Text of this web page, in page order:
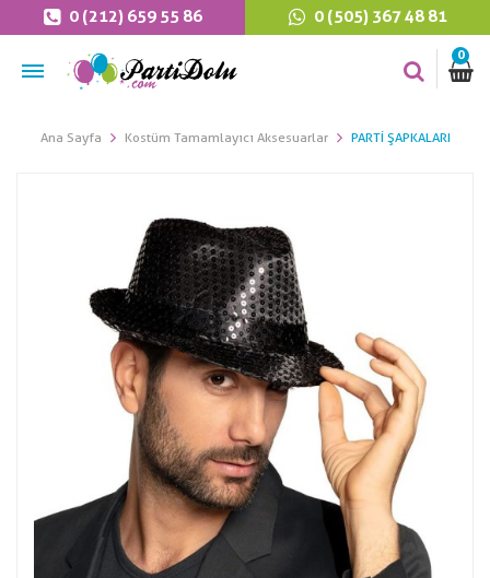
0 (212) 659 55 86 0 (505) 367 48 81
0
Ana Sayfa Kostüm Tamamlayıcı Aksesuarlar PARTI ŞAPKALARI